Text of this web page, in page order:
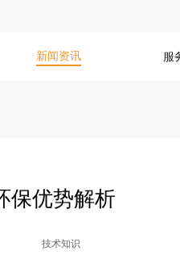
新闻资讯 服
保优势解析
技术知识